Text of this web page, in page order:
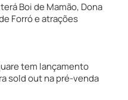
Boi de Mamão, Dona
Forró e atrações
tem lançamento
sold out na pré-venda